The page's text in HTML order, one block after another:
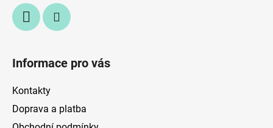
Informace pro vás
Kontakty
Doprava a platba